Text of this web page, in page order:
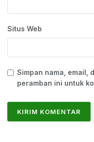
Situs Web
Simpan nama, email,
peramban ini untuk